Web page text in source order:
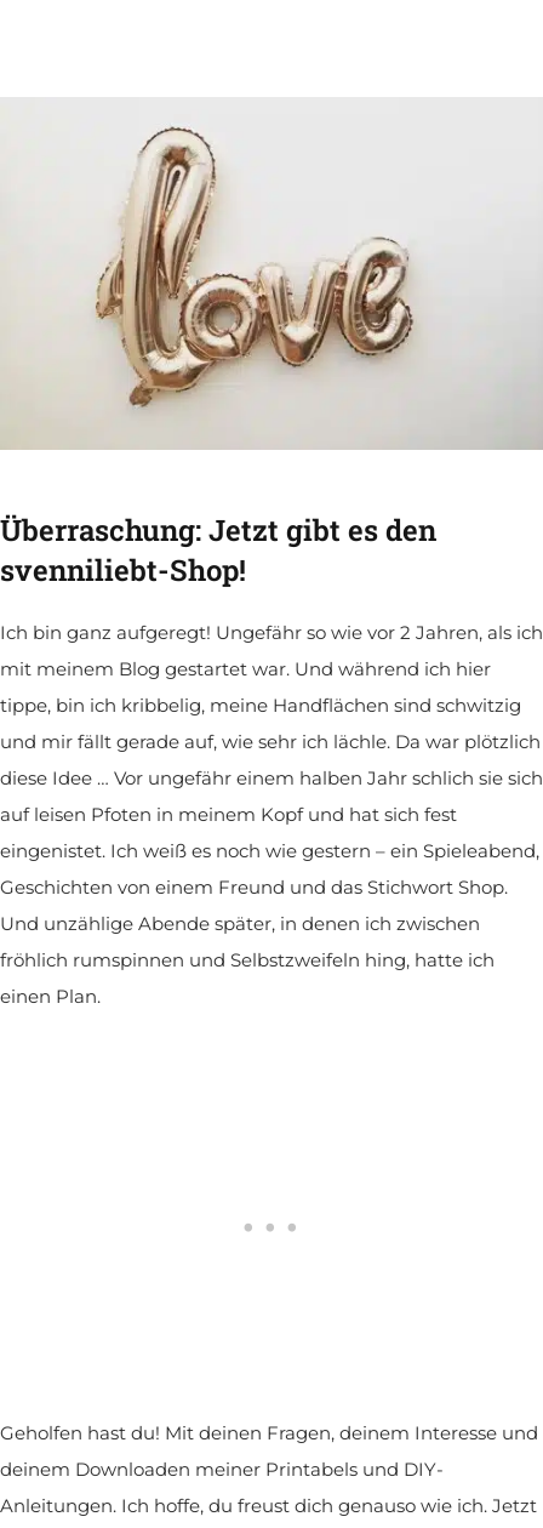
Überraschung: Jetzt gibt es den
svenniliebt-Shop!
Ich bin ganz aufgeregt! Ungefähr so wie vor 2 Jahren, als ich
mit meinem Blog gestartet war. Und während ich hier
tippe, bin ich kribbelig, meine Handflächen sind schwitzig
und mir fällt gerade auf, wie sehr ich lächle. Da war plötzlich
diese Idee … Vor ungefähr einem halben Jahr schlich sie sich
auf leisen Pfoten in meinem Kopf und hat sich fest
eingenistet. Ich weiß es noch wie gestern – ein Spieleabend,
Geschichten von einem Freund und das Stichwort Shop.
Und unzählige Abende später, in denen ich zwischen
fröhlich rumspinnen und Selbstzweifeln hing, hatte ich
einen Plan.
Geholfen hast du! Mit deinen Fragen, deinem Interesse und
deinem Downloaden meiner Printabels und DIY-
Anleitungen. Ich hoffe, du freust dich genauso wie ich. Jetzt